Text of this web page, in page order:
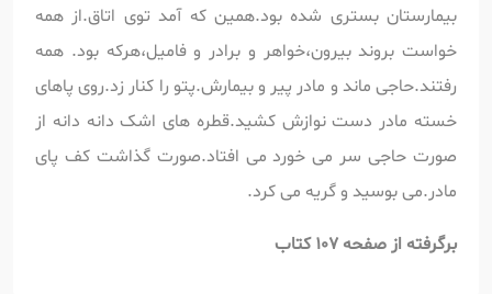
بیمارستان بستری شده بود.همین که آمد توی اتاق.از همه
خواست بروند بیرون،خواهر و برادر و فامیل،هرکه بود. همه
رفتند.حاجی ماند و مادر پیر و بیمارش.پتو را کنار زد.روی پاهای
خسته مادر دست نوازش کشید.قطره های اشک دانه دانه از
صورت حاجی سر می خورد می افتاد.صورت گذاشت کف پای
مادر.می بوسید و گریه می کرد.
برگرفته از صفحه 107 کتاب